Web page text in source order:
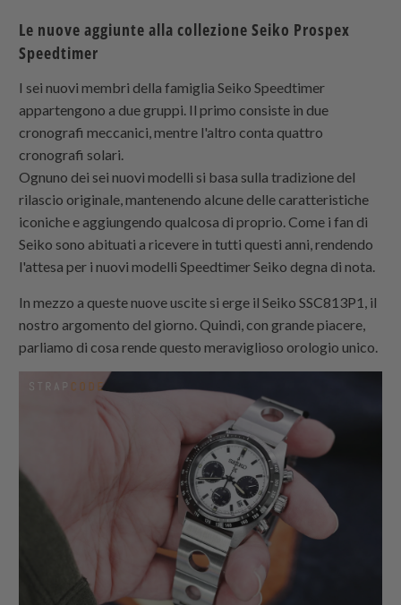
Le nuove aggiunte alla collezione Seiko Prospex
Speedtimer
I sei nuovi membri della famiglia Seiko Speedtimer
appartengono a due gruppi. Il primo consiste in due
cronografi meccanici, mentre l'altro conta quattro
cronografi solari.
Ognuno dei sei nuovi modelli si basa sulla tradizione del
rilascio originale, mantenendo alcune delle caratteristiche
iconiche e aggiungendo qualcosa di proprio. Come i fan di
Seiko sono abituati a ricevere in tutti questi anni, rendendo
l'attesa per i nuovi modelli Speedtimer Seiko degna di nota.
In mezzo a queste nuove uscite si erge il Seiko SSC813P1, il
nostro argomento del giorno. Quindi, con grande piacere,
parliamo di cosa rende questo meraviglioso orologio unico.